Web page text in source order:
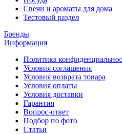
Свечи и ароматы для дома
Тестовый раздел
Бренды
Информация
Политика
Условия соглашения
Условия возврата товара
Условия оплаты
Условия доставки
Гарантия
Вопрос-ответ
Подбор по фото
Статьи